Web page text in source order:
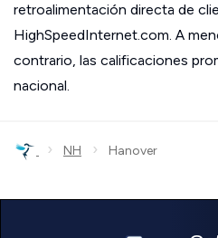
retroalimentación directa de
HighSpeedInternet.com. A
contrario, las calificaciones
nacional.
› NH › Hanover